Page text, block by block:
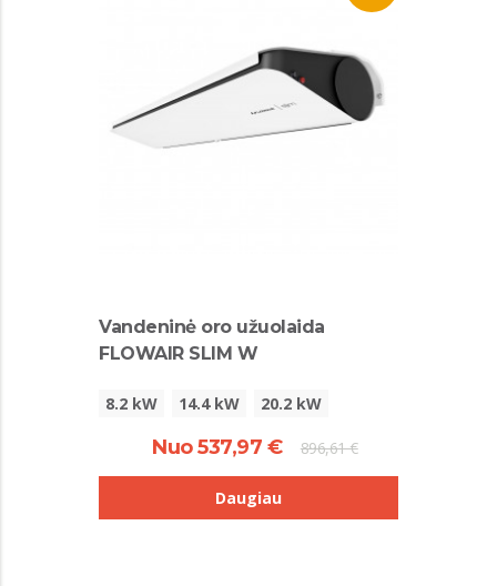
Vandeninė oro užuolaida
FLOWAIR SLIM W
8.2 kW 14.4 kW 20.2 kW
Nuo 537,97 € 896,61 €
Daugiau